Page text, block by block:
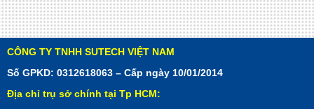
CÔNG TY TNHH SUTECH VIỆT NAM
Số GPKD: 0312618063 – Cấp ngày 10/01/2014
Địa chỉ trụ sở chính tại Tp HCM: